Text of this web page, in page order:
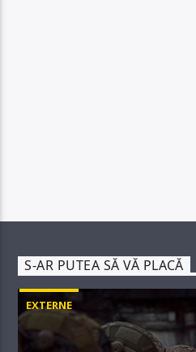
S-AR PUTEA SĂ VĂ PLACĂ
EXTERNE